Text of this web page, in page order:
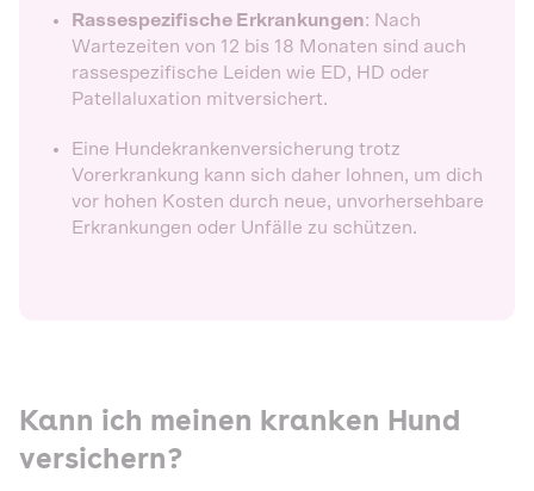
Rassespezifische Erkrankungen: Nach
Wartezeiten von 12 bis 18 Monaten sind auch
rassespezifische Leiden wie ED, HD oder
Patellaluxation mitversichert.
Eine Hundekrankenversicherung trotz
Vorerkrankung kann sich daher lohnen, um dich
vor hohen Kosten durch neue, unvorhersehbare
Erkrankungen oder Unfälle zu schützen.
Kann ich meinen kranken Hund
versichern?